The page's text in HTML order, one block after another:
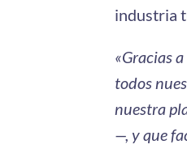
industria
«Gracias
todos
nuestra
—, y que